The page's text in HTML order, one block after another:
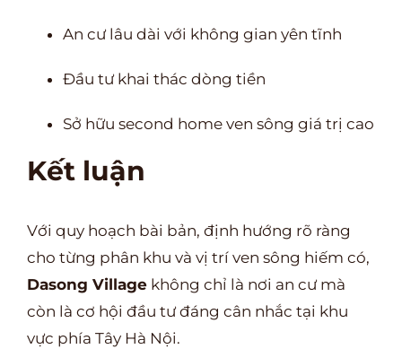
An cư lâu dài với không gian yên tĩnh
Đầu tư khai thác dòng tiền
Sở hữu second home ven sông giá trị cao
Kết luận
Với quy hoạch bài bản, định hướng rõ ràng
cho từng phân khu và vị trí ven sông hiếm có,
Dasong Village không chỉ là nơi an cư mà
còn là cơ hội đầu tư đáng cân nhắc tại khu
vực phía Tây Hà Nội.